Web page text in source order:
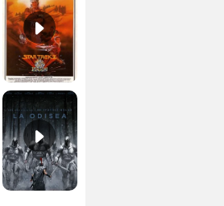
La Odisea Tráiler (3)